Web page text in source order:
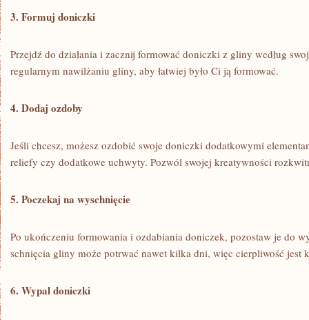
3.‌ Formuj doniczki
Przejdź do działania i zacznij formować doniczki⁣ z gliny według
regularnym nawilżaniu‌ gliny, aby łatwiej było Ci ją formować.
4. Dodaj ozdoby
Jeśli chcesz, możesz ozdobić ⁣swoje doniczki dodatkowymi
reliefy czy dodatkowe ​uchwyty. Pozwól swojej kreatywności
5.⁣ Poczekaj na wyschnięcie
Po ukończeniu formowania i ozdabiania doniczek, ⁣pozostaw ⁤je do
schnięcia gliny ⁣może potrwać nawet kilka dni, więc cierpliwość jest⁢
6. Wypal doniczki